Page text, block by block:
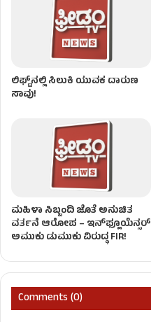
ಲಿಫ್ಟ್​​​ನಲ್ಲಿ ಸಿಲುಕಿ ಯುವಕ ದಾರುಣ
ಸಾವು!
ಮಹಿಳಾ ಸಿಬ್ಬಂದಿ ಜೊತೆ ಅನುಚಿತ
ವರ್ತನೆ ಆರೋಪ – ಇನ್‌ಫ್ಲೂಯೆನ್ಸರ್
ಅಮುಕು ಡುಮುಕು ವಿರುದ್ಧ FIR!
Comments (0)